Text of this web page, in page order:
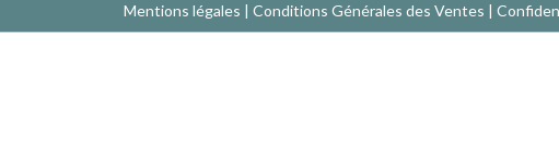
Mentions légales | Conditions Générales des Ventes |